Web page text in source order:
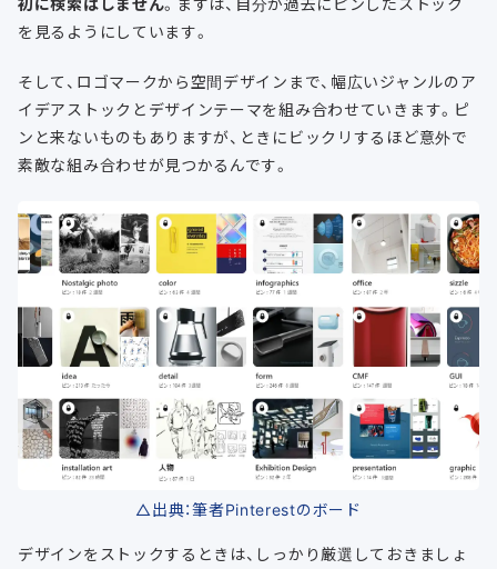
を見るようにしています。
そして、ロゴマークから空間デザインまで、幅広いジャンルのア
イデアストックとデザインテーマを組み合わせていきます。ピ
ンと来ないものもありますが、ときにビックリするほど意外で
素敵な組み合わせが見つかるんです。
△出典：筆者Pinterestのボード
デザインをストックするときは、しっかり厳選しておきましょ